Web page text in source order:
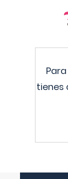
tienes